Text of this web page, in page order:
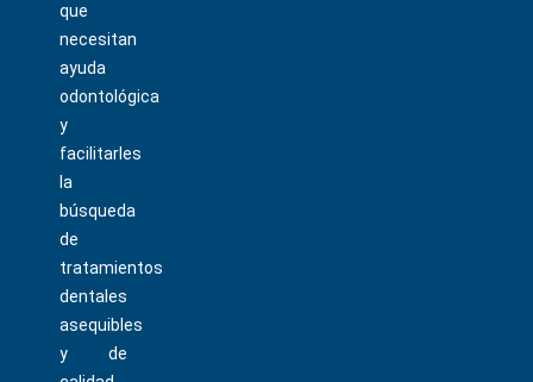
que
necesitan
ayuda
odontológica
y
facilitarles
la
búsqueda
de
tratamientos
dentales
asequibles
y de